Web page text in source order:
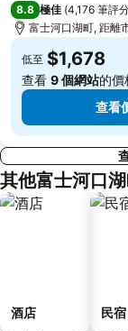
8.8 極佳 (4,176 筆評
富士河口湖町, 距離
低至 $1,678
查看 9 個網站的價
查看
其他富士河口
酒店 民宿